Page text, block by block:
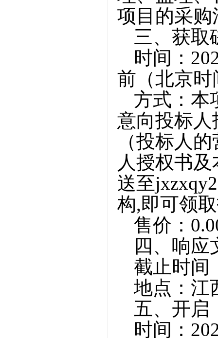
项 目的采
三、获取
时间：
前（北京时
方式：本
意向投标人
（投标人 的
人授权书
送至
构,即可领取
售价： 0
四、 响应
截止时间
地点： 江
五、开启
时间：